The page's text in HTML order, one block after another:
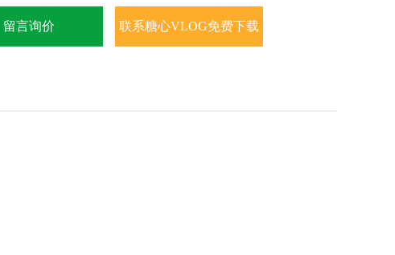
留言询价 联系糖心VLOG免费下载